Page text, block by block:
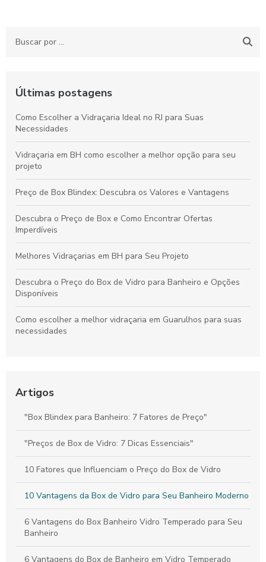
Últimas postagens
Como Escolher a Vidraçaria Ideal no RJ para Suas
Necessidades
Vidraçaria em BH como escolher a melhor opção para seu
projeto
Preço de Box Blindex: Descubra os Valores e Vantagens
Descubra o Preço de Box e Como Encontrar Ofertas
Imperdíveis
Melhores Vidraçarias em BH para Seu Projeto
Descubra o Preço do Box de Vidro para Banheiro e Opções
Disponíveis
Como escolher a melhor vidraçaria em Guarulhos para suas
necessidades
Vidro de Box: Como Escolher o Melhor para Seu Banheiro e
Vidros Jateados Transformam Ambientes com Estilo e
Privacidade
Artigos
"Box Blindex para Banheiro: 7 Fatores de Preço"
"Preços de Box de Vidro: 7 Dicas Essenciais"
10 Fatores que Influenciam o Preço do Box de Vidro
10 Vantagens da Box de Vidro para Seu Banheiro Moderno
6 Vantagens do Box Banheiro Vidro Temperado para Seu
Banheiro
6 Vantagens do Box de Banheiro em Vidro Temperado